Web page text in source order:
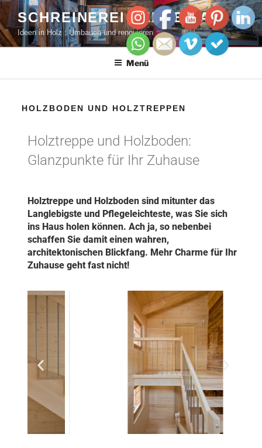
SCHREINEREI PERREN AG
Ideen in Holz : Umbauen und renovieren
Menü
HOLZBODEN UND HOLZTREPPEN
Holztreppe und Holzboden:
Glanzpunkte für Ihr Zuhause
Holztreppe und Holzboden sind mitunter das
Langlebigste und Pflegeleichteste, was Sie sich
ins Haus holen können. Ach ja, so nebenbei
schaffen Sie damit einen wahren,
architektonischen Blickfang. Mehr Charme für Ihr
Zuhause geht fast nicht!